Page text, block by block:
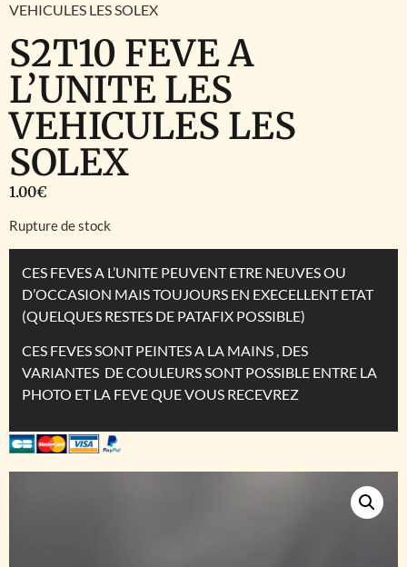
VEHICULES LES SOLEX
S2T10 FEVE A
L’UNITE LES
VEHICULES LES
SOLEX
1.00€
Rupture de stock
CES FEVES A L’UNITE PEUVENT ETRE NEUVES OU
D’OCCASION MAIS TOUJOURS EN EXECELLENT ETAT
(QUELQUES RESTES DE PATAFIX POSSIBLE)
CES FEVES SONT PEINTES A LA MAINS , DES
VARIANTES DE COULEURS SONT POSSIBLE ENTRE LA
PHOTO ET LA FEVE QUE VOUS RECEVREZ